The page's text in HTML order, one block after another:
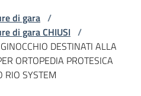
di gara /
di gara CHIUSI /
DESTINATI ALLA
ORTOPEDIA PROTESICA
RIO SYSTEM